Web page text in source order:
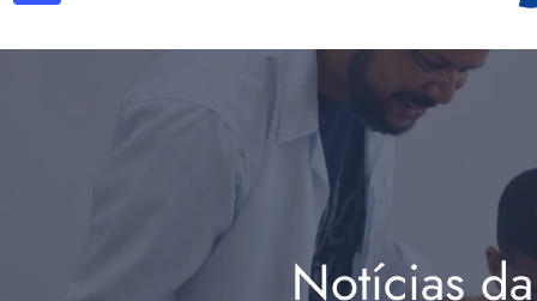
Notícias